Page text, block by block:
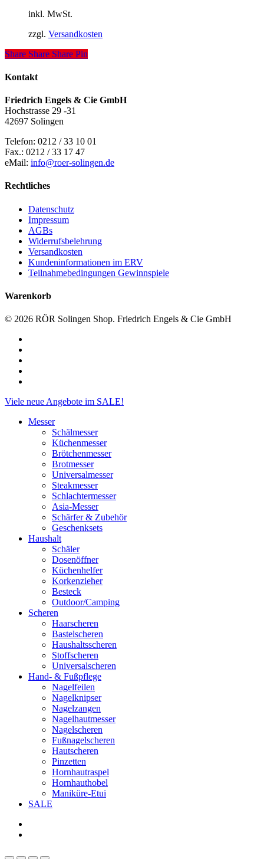
auf
inkl. MwSt.
zzgl. Versandkosten
Share Share Share Pin
Kontakt
Friedrich Engels & Cie GmbH
Hochstrasse 29 -31
42697 Solingen
Telefon: 0212 / 33 10 01
Fax.: 0212 / 33 17 47
eMail: info@roer-solingen.de
Rechtliches
Datenschutz
Impressum
AGBs
Widerrufsbelehrung
Versandkosten
Kundeninformationen im ERV
Teilnahmebedingungen Gewinnspiele
Warenkorb
© 2026 RÖR Solingen Shop. Friedrich Engels & Cie GmbH
Close
Viele neue Angebote im SALE!
Messer
Schälmesser
Küchenmesser
Brötchenmesser
Brotmesser
Universalmesser
Steakmesser
Schlachtermesser
Asia-Messer
Schärfer & Zubehör
Geschenksets
Haushalt
Schäler
Dosenöffner
Küchenhelfer
Korkenzieher
Besteck
Outdoor/Camping
Scheren
Haarscheren
Bastelscheren
Haushaltsscheren
Stoffscheren
Universalscheren
Hand- & Fußpflege
Nagelfeilen
Nagelknipser
Nagelzangen
Nagelhautmesser
Nagelscheren
Fußnagelscheren
Hautscheren
Pinzetten
Hornhautraspel
Hornhauthobel
Maniküre-Etui
SALE